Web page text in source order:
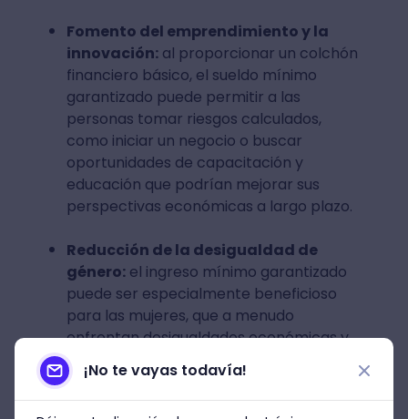
Fomento del emprendimiento y la
innovación:al proporcionar un colchón
financiero básico, el sueldo mínimo
garantizado puede permitir a las
personas tomar riesgos calculados,
como iniciar un negocio o buscar
oportunidades de capacitación y
educación que podrían mejorar sus
perspectivas económicas a largo plazo.
Reducción de la desigualdad de
género:el ingreso mínimo garantizado
puede ser especialmente beneficioso
para las mujeres, que a menudo
enfrentan desigualdades económicas y
laborales en comparación con los
hombres. Al garantizar un ingreso
mínimo, se pueden mitigar algunas de
¡No te vayas todavía!